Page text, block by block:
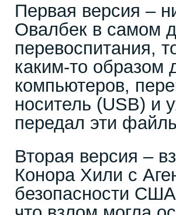
Первая версия –
Овалбек в самом
перевоспитания,
каким-то образом
компьютеров,
носитель (USB) и
передал эти
Вторая версия –
Конора Хили с
безопасности